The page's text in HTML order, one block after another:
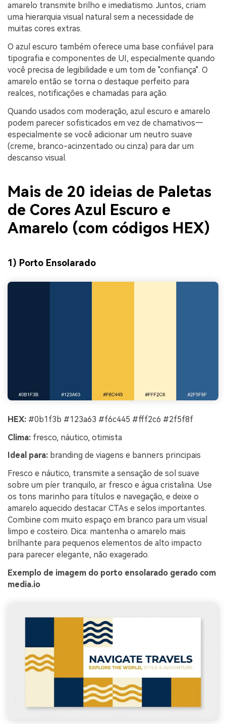
amarelo transmite brilho e imediatismo. Juntos, criam
uma hierarquia visual natural sem a necessidade de
muitas cores extras.
O azul escuro também oferece uma base confiável para
tipografia e componentes de UI, especialmente quando
você precisa de legibilidade e um tom de "confiança". O
amarelo então se torna o destaque perfeito para
realces, notificações e chamadas para ação.
Quando usados com moderação, azul escuro e amarelo
podem parecer sofisticados em vez de chamativos—
especialmente se você adicionar um neutro suave
(creme, branco-acinzentado ou cinza) para dar um
descanso visual.
Mais de 20 ideias de Paletas
de Cores Azul Escuro e
Amarelo (com códigos HEX)
1) Porto Ensolarado
HEX: #0b1f3b #123a63 #f6c445 #fff2c6 #2f5f8f
Clima: fresco, náutico, otimista
Ideal para: branding de viagens e banners principais
Fresco e náutico, transmite a sensação de sol suave
sobre um píer tranquilo, ar fresco e água cristalina. Use
os tons marinho para títulos e navegação, e deixe o
amarelo aquecido destacar CTAs e selos importantes.
Combine com muito espaço em branco para um visual
limpo e costeiro. Dica: mantenha o amarelo mais
brilhante para pequenos elementos de alto impacto
para parecer elegante, não exagerado.
Exemplo de imagem do porto ensolarado gerado com
media.io